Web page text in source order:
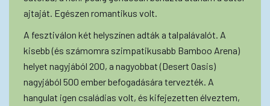
ajtaját. Egészen romantikus volt.
A fesztiválon két helyszínen adták a talpalávalót. A
kisebb (és számomra szimpatikusabb Bamboo Arena)
helyet nagyjából 200, a nagyobbat (Desert Oasis)
nagyjából 500 ember befogadására tervezték. A
hangulat igen családias volt, és kifejezetten élveztem,